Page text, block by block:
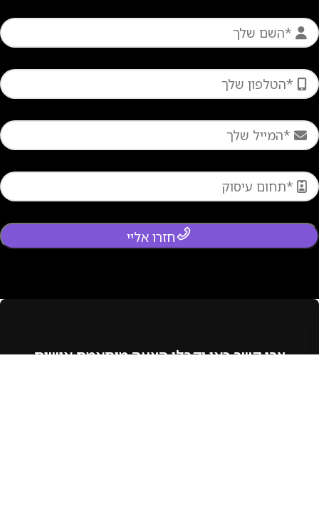
חזרו אליי
צרו קשר כאן וקבלו הצעה מותאמת אישית